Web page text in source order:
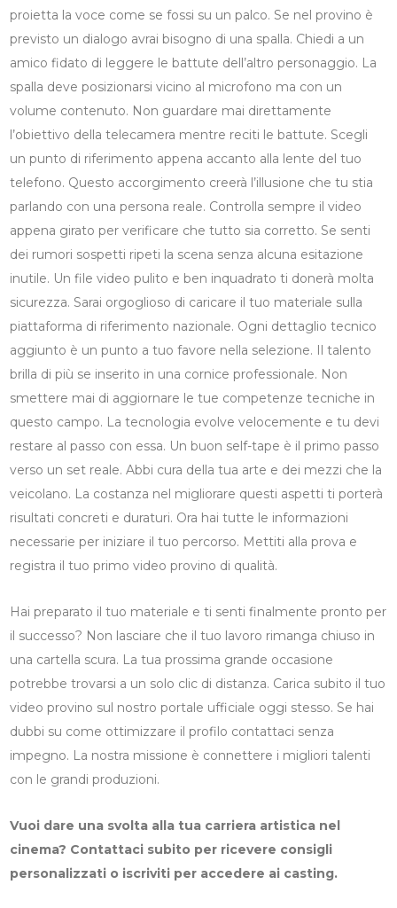
proietta la voce come se fossi su un palco. Se nel provino è
previsto un dialogo avrai bisogno di una spalla. Chiedi a un
amico fidato di leggere le battute dell’altro personaggio. La
spalla deve posizionarsi vicino al microfono ma con un
volume contenuto. Non guardare mai direttamente
l’obiettivo della telecamera mentre reciti le battute. Scegli
un punto di riferimento appena accanto alla lente del tuo
telefono. Questo accorgimento creerà l’illusione che tu stia
parlando con una persona reale. Controlla sempre il video
appena girato per verificare che tutto sia corretto. Se senti
dei rumori sospetti ripeti la scena senza alcuna esitazione
inutile. Un file video pulito e ben inquadrato ti donerà molta
sicurezza. Sarai orgoglioso di caricare il tuo materiale sulla
piattaforma di riferimento nazionale. Ogni dettaglio tecnico
aggiunto è un punto a tuo favore nella selezione. Il talento
brilla di più se inserito in una cornice professionale. Non
smettere mai di aggiornare le tue competenze tecniche in
questo campo. La tecnologia evolve velocemente e tu devi
restare al passo con essa. Un buon self-tape è il primo passo
verso un set reale. Abbi cura della tua arte e dei mezzi che la
veicolano. La costanza nel migliorare questi aspetti ti porterà
risultati concreti e duraturi. Ora hai tutte le informazioni
necessarie per iniziare il tuo percorso. Mettiti alla prova e
registra il tuo primo video provino di qualità.
Hai preparato il tuo materiale e ti senti finalmente pronto per
il successo? Non lasciare che il tuo lavoro rimanga chiuso in
una cartella scura. La tua prossima grande occasione
potrebbe trovarsi a un solo clic di distanza. Carica subito il tuo
video provino sul nostro portale ufficiale oggi stesso. Se hai
dubbi su come ottimizzare il profilo contattaci senza
impegno. La nostra missione è connettere i migliori talenti
con le grandi produzioni.
Vuoi dare una svolta alla tua carriera artistica nel
cinema? Contattaci subito per ricevere consigli
personalizzati o iscriviti per accedere ai casting.